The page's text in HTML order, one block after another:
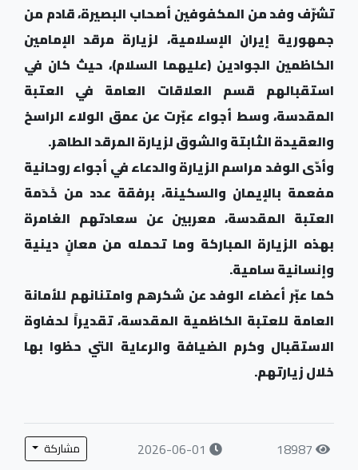
تشرّف وفد من المكفوفين أصحاب البصيرة، قادم من
جمهورية إيران الإسلامية، لزيارة مرقد الإمامين
الكاظمين الجوادين (عليهما السلام)، حيث كان في
استقبالهم قسم العلاقات العامة في العتبة
المقدسة، وسط أجواء عبّرت عن عمق الولاء الراسخ
والعقيدة الثابتة والشوق لزيارة المرقد الطاهر.
وأدّى الوفد مراسم الزيارة والدعاء في أجواء روحانية
مفعمة بالإيمان والسكينة، برفقة عدد من خَدَمة
العتبة المقدسة، معربين عن سعادتهم الغامرة
بهذه الزيارة المباركة وما تحمله من معانٍ دينية
وإنسانية سامية.
كما عبّر أعضاء الوفد عن شكرهم وامتنانهم للأمانة
العامة للعتبة الكاظمية المقدسة، تقديراً لحفاوة
الاستقبال وكرم الضيافة والرعاية التي حظوا بها
خلال زيارتهم.
18987
2026-06-01 مشاركة